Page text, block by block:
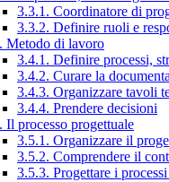
3.3.1. Coordinatore di
3.3.2. Definire ruoli e
Metodo di lavoro
3.4.1. Definire processi,
3.4.2. Curare la
3.4.3. Organizzare tavoli
3.4.4. Prendere decisioni
Il processo progettuale
3.5.1. Organizzare il
3.5.2. Comprendere il
3.5.3. Progettare i